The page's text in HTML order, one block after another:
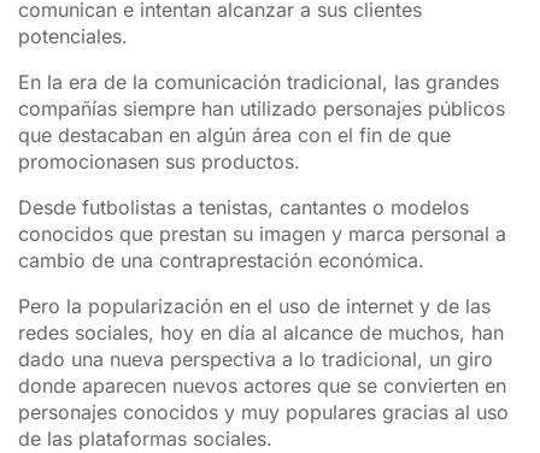
comunican e intentan alcanzar a sus clientes
potenciales.
En la era de la comunicación tradicional, las grandes
compañías siempre han utilizado personajes públicos
que destacaban en algún área con el fin de que
promocionasen sus productos.
Desde futbolistas a tenistas, cantantes o modelos
conocidos que prestan su imagen y marca personal a
cambio de una contraprestación económica.
Pero la popularización en el uso de internet y de las
redes sociales, hoy en día al alcance de muchos, han
dado una nueva perspectiva a lo tradicional, un giro
donde aparecen nuevos actores que se convierten en
personajes conocidos y muy populares gracias al uso
de las plataformas sociales.